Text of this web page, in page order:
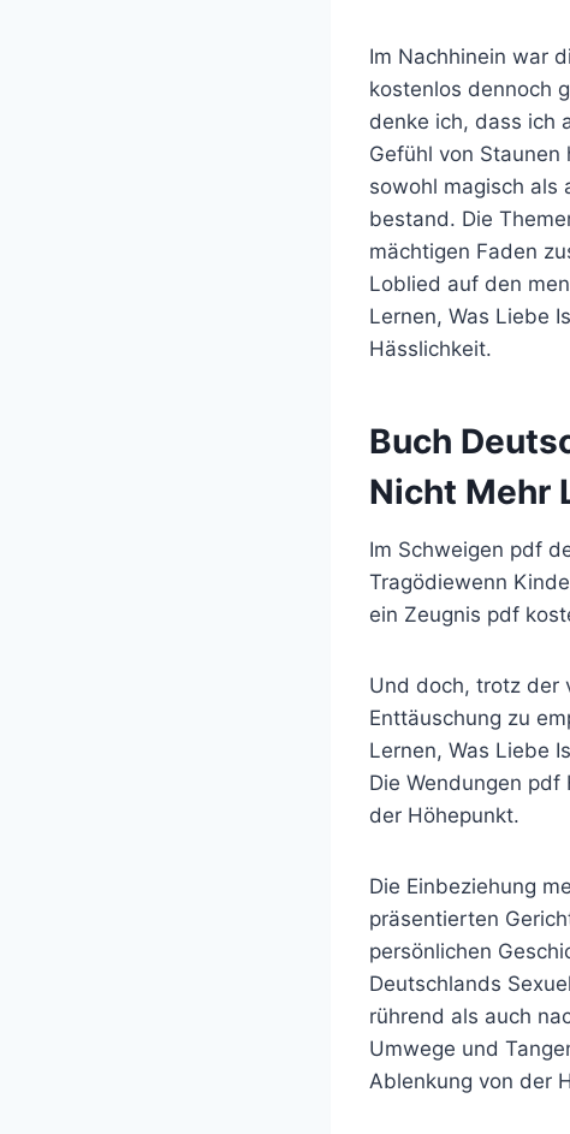
Im Nachhinein war
kostenlos dennoch
denke ich, dass ich
Gefühl von
sowohl magisch als
bestand. Die
mächtigen Faden
Loblied auf den
Lernen, Was Liebe
Hässlichkeit.
Buch
Nicht Mehr
Im Schweigen pdf
Tragödiewenn
ein Zeugnis pdf
Und doch, trotz der
Enttäuschung zu
Lernen, Was Liebe
Die Wendungen
der Höhepunkt.
Die Einbeziehung
präsentierten
persönlichen
Deutschlands
rührend als auch
Umwege und
Ablenkung von der